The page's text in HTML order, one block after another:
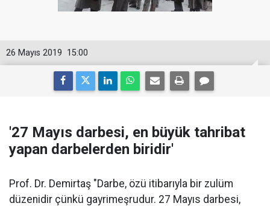
15:00
26 Mayıs 2019
'27 Mayıs darbesi, en büyük tahribat
yapan darbelerden biridir'
Prof. Dr. Demirtaş "Darbe, özü itibarıyla bir zulüm
düzenidir çünkü gayrimeşrudur. 27 Mayıs darbesi,